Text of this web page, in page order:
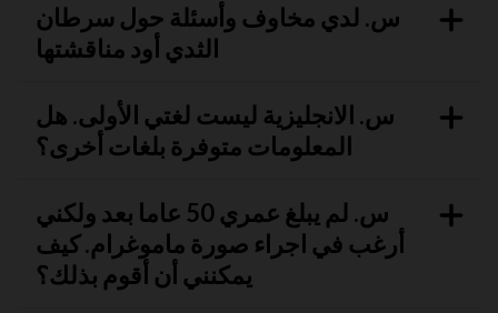
س. لدي مخاوف وأسئلة حول سرطان
الثدي أود مناقشتها
س. الانجليزية ليست لغتي الأولى. هل
المعلومات متوفرة بلغات أخرى؟
س. لم يبلغ عمري 50 عاما بعد ولكني
أرغب في اجراء صورة ماموغرام. كيف
يمكنني أن أقوم بذلك؟